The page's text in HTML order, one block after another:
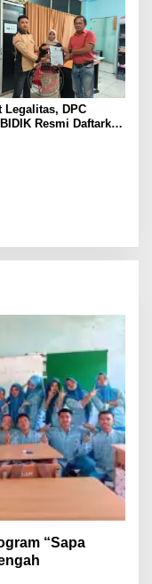
Legalitas, DPC
Resmi Daftarkan
“Sapa